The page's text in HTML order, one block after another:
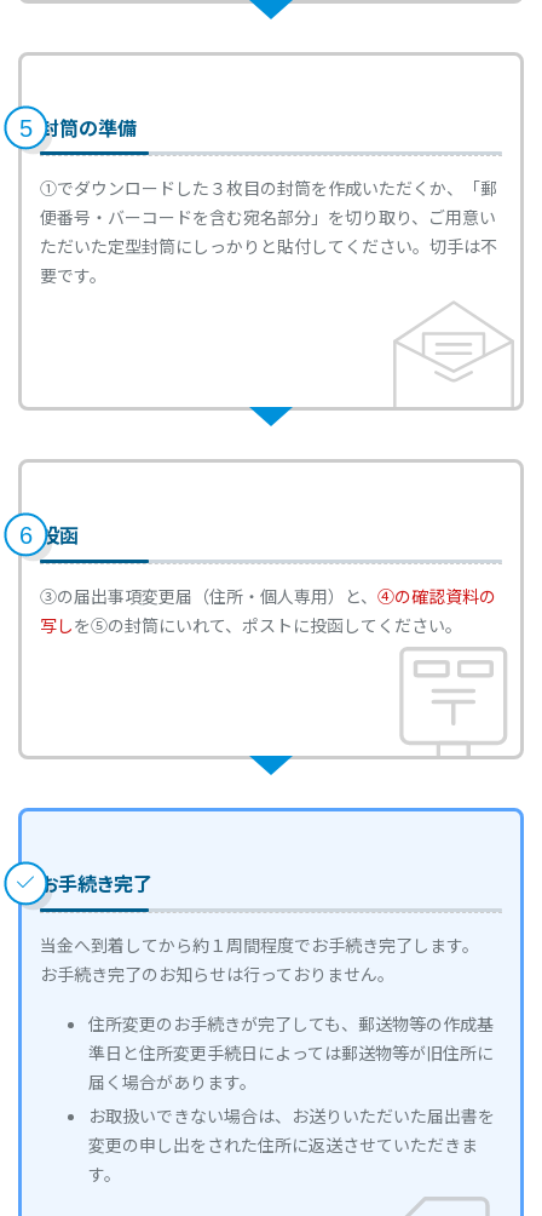
5 封筒の準備
①でダウンロードした３枚目の封筒を作成いただくか、「郵
便番号・バーコードを含む宛名部分」を切り取り、ご用意い
ただいた定型封筒にしっかりと貼付してください。切手は不
要です。
6 投函
③の届出事項変更届（住所・個人専用）と、 ④の確認資料の
写しを⑤の封筒にいれて、ポストに投函してください。
お手続き完了
当金へ到着してから約１周間程度でお手続き完了します。
お手続き完了のお知らせは行っておりません。
住所変更のお手続きが完了しても、郵送物等の作成基
準日と住所変更手続日によっては郵送物等が旧住所に
届く場合があります。
お取扱いできない場合は、お送りいただいた届出書を
変更の申し出をされた住所に返送させていただきま
す。